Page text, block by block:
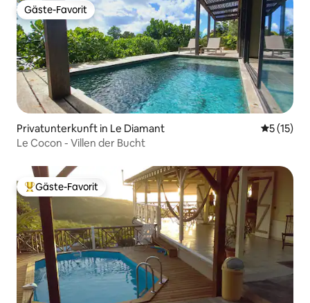
Gäste-Favorit
Gäste-Favorit
Privatunterkunft in Le Diamant
5 (15)
Le Cocon - Villen der Bucht
Beliebter Gäste-Favorit.
Gäste-Favorit